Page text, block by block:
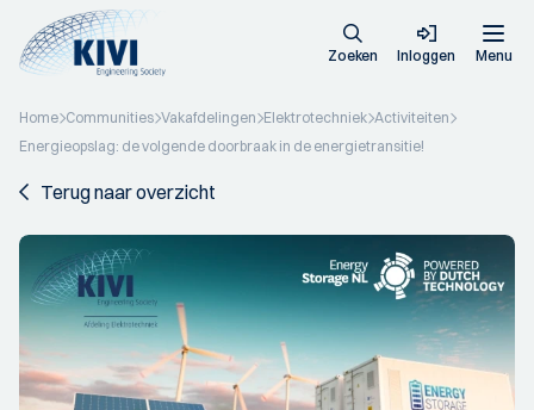
Zoeken Inloggen Menu
Home Communities Vakafdelingen Elektrotechniek Activiteiten
Energieopslag: de volgende doorbraak in de energietransitie!
Terug naar overzicht